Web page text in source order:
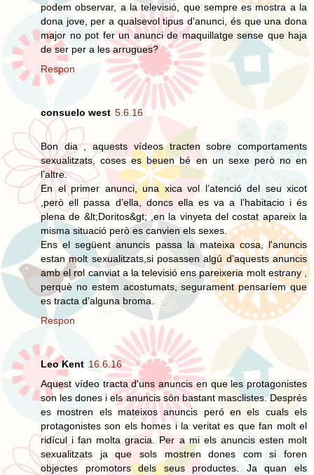
podem observar, a la televisió, que sempre es mostra a la
dona jove, per a qualsevol tipus d'anunci, és que una dona
major no pot fer un anunci de maquillatge sense que haja
de ser per a les arrugues?
Respon
consuelo west 5.6.16
Bon dia , aquests vídeos tracten sobre comportaments
sexualitzats, coses es beuen bé en un sexe però no en
l’altre.
En el primer anunci, una xica vol l’atenció del seu xicot
,però ell passa d’ella, doncs ella es va a l’habitacio i és
plena de &lt;Doritos&gt; ,en la vinyeta del costat apareix la
misma situació però es canvien els sexes.
Ens el següent anuncis passa la mateixa cosa, l'anuncis
estan molt sexualitzats,si posassen algú d’aquests anuncis
amb el rol canviat a la televisió ens pareixeria molt estrany ,
perquè no estem acostumats, segurament pensaríem que
es tracta d’alguna broma.
Respon
Leo Kent 16.6.16
Aquest vídeo tracta d'uns anuncis en que les protagonistes
son les dones i els anuncis són bastant masclistes. Després
es mostren els mateixos anuncis peró en els cuals els
protagonistes son els homes i la veritat es que fan molt el
ridícul i fan molta gracia. Per a mi els anuncis esten molt
sexualitzats ja que sols mostren dones com si foren
objectes promotors dels seus productes. Ja quan els